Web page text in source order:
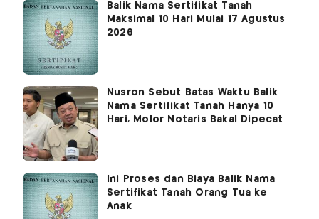
Balik Nama Sertifikat Tanah
Maksimal 10 Hari Mulai 17 Agustus
2026
Nusron Sebut Batas Waktu Balik
Nama Sertifikat Tanah Hanya 10
Hari, Molor Notaris Bakal Dipecat
Ini Proses dan Biaya Balik Nama
Sertifikat Tanah Orang Tua ke
Anak